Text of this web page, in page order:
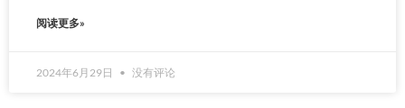
阅读更多»
2024年6月29日 没有评论